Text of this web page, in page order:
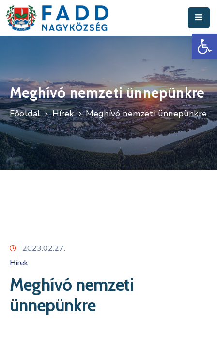
Polgármesteri
Hivatal
Fadd
Nagyközség
Turisztika
Választási
Meghívó nemzeti ünnepünkre
Főoldal Hírek Meghívó nemzeti ünnepünkre
2023.02.27.
Hírek
Meghívó nemzeti
ünnepünkre